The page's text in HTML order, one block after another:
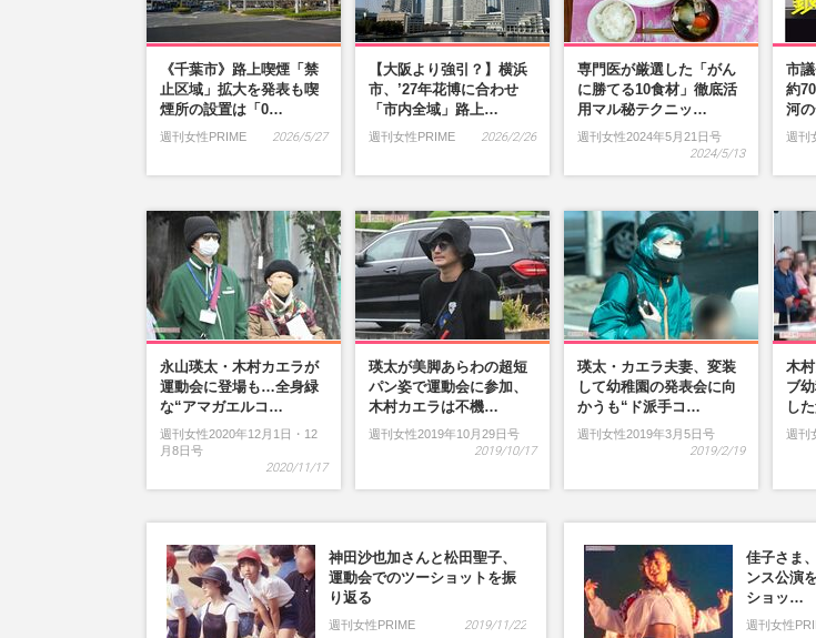
《千葉市》路上喫煙「禁
止区域」拡大を発表も喫
煙所の設置は「0…
週刊女性PRIME 2026/5/27
【大阪より強引？】横浜
市、’27年花博に合わせ
「市内全域」路上…
週刊女性PRIME 2026/2/26
専門医が厳選した「がん
に勝てる10食材」徹底活
用マル秘テクニッ…
週刊女性2024年5月21日号
2024/5/13
市
約
河
週刊
永山瑛太・木村カエラが
運動会に登場も…全身緑
な“アマガエルコ…
週刊女性2020年12月1日・12
月8日号
2020/11/17
瑛太が美脚あらわの超短
パン姿で運動会に参加、
木村カエラは不機…
週刊女性2019年10月29日号
2019/10/17
瑛太・カエラ夫妻、変装
して幼稚園の発表会に向
かうも“ド派手コ…
週刊女性2019年3月5日号
2019/2/19
木
ブ
し
週刊
神田沙也加さんと松田聖子、
運動会でのツーショットを振
り返る
週刊女性PRIME 2019/11/22
佳子さま
ンス公演
ショッ…
週刊女性